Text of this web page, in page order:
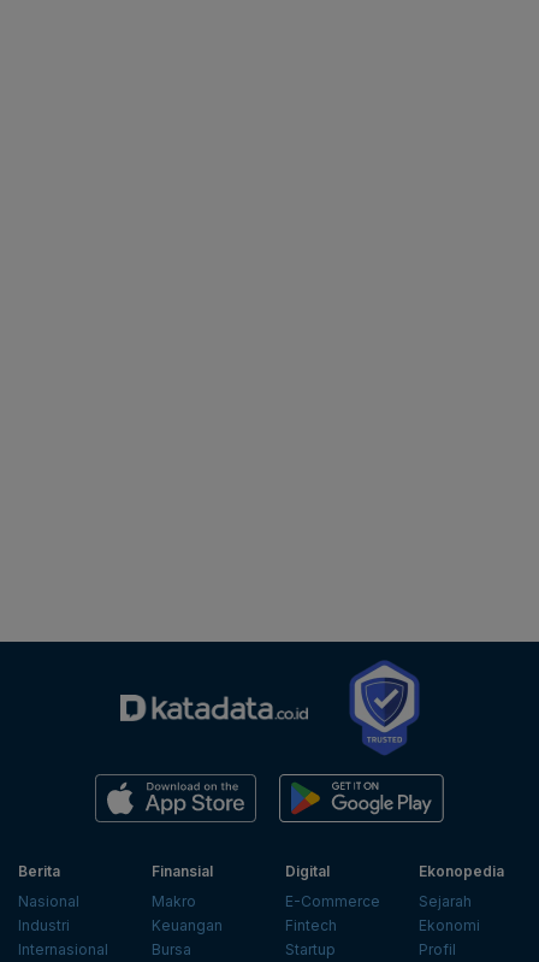
Berita
Nasional
Industri
Internasional
Finansial
Makro
Keuangan
Bursa
Digital
E-Commerce
Fintech
Startup
Ekonopedia
Sejarah
Ekonomi
Profil